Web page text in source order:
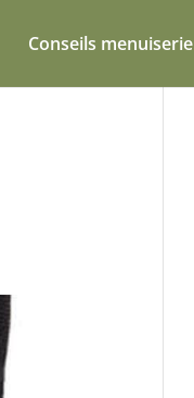
Conseils menuiserie